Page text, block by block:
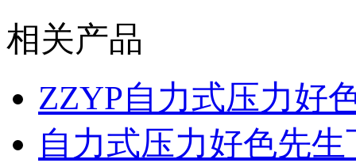
相关产品
ZZYP自力式压力好
自力式压力好色先